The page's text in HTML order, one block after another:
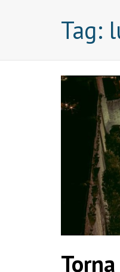
Tag: